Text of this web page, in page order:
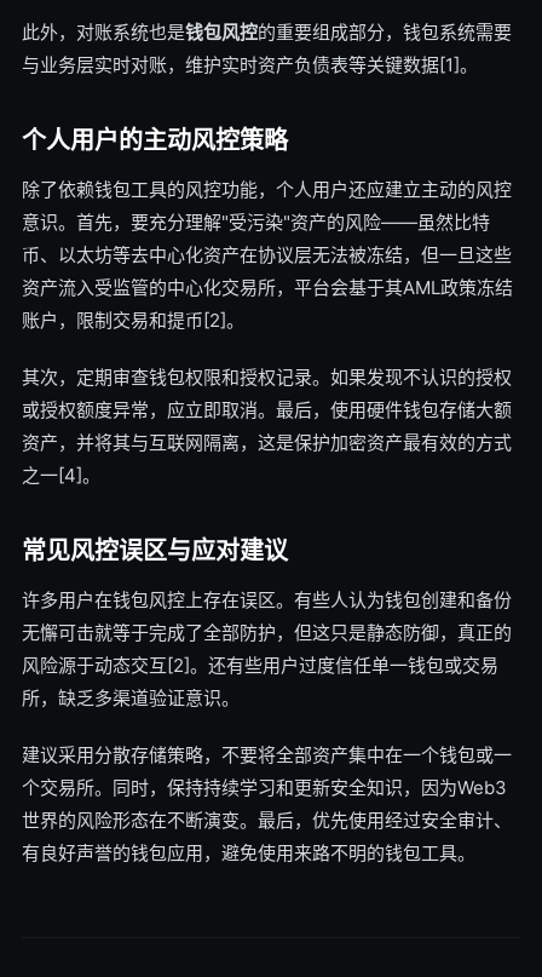
此外，对账系统也是钱包风控的重要组成部分，钱包系统需要
与业务层实时对账，维护实时资产负债表等关键数据[1]。
个人用户的主动风控策略
除了依赖钱包工具的风控功能，个人用户还应建立主动的风控
意识。首先，要充分理解"受污染"资产的风险——虽然比特
币、以太坊等去中心化资产在协议层无法被冻结，但一旦这些
资产流入受监管的中心化交易所，平台会基于其AML政策冻结
账户，限制交易和提币[2]。
其次，定期审查钱包权限和授权记录。如果发现不认识的授权
或授权额度异常，应立即取消。最后，使用硬件钱包存储大额
资产，并将其与互联网隔离，这是保护加密资产最有效的方式
之一[4]。
常见风控误区与应对建议
许多用户在钱包风控上存在误区。有些人认为钱包创建和备份
无懈可击就等于完成了全部防护，但这只是静态防御，真正的
风险源于动态交互[2]。还有些用户过度信任单一钱包或交易
所，缺乏多渠道验证意识。
建议采用分散存储策略，不要将全部资产集中在一个钱包或一
个交易所。同时，保持持续学习和更新安全知识，因为Web3
世界的风险形态在不断演变。最后，优先使用经过安全审计、
有良好声誉的钱包应用，避免使用来路不明的钱包工具。